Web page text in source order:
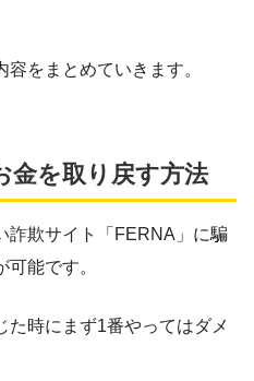
をまとめていきます。
金を取り戻す方法
詐欺サイト「FERNA」に騙
能です。
た時にまず1番やってはダメ